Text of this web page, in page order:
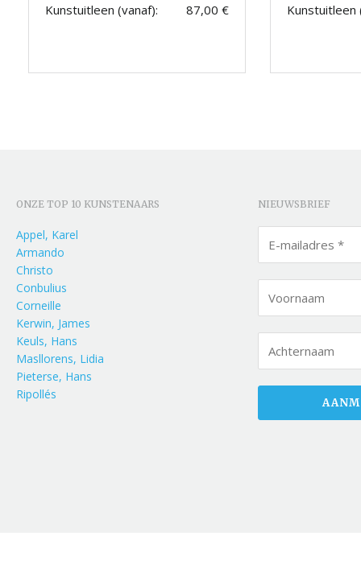
Kunstuitleen (vanaf):
87,00 €
Kunstuitleen
ONZE TOP 10 KUNSTENAARS
Appel, Karel
Armando
Christo
Conbulius
Corneille
Kerwin, James
Keuls, Hans
Masllorens, Lidia
Pieterse, Hans
Ripollés
NIEUWSBRIEF